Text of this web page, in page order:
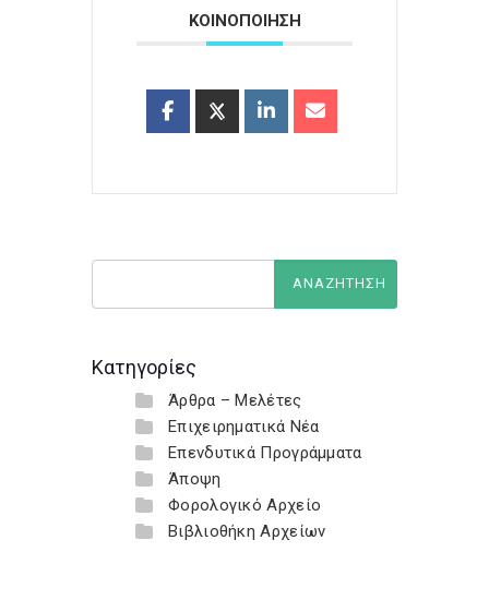
ΚΟΙΝΟΠΟΙΗΣΗ
Κατηγορίες
Άρθρα – Μελέτες
Επιχειρηματικά Νέα
Επενδυτικά Προγράμματα
Άποψη
Φορολογικό Αρχείο
Βιβλιοθήκη Αρχείων